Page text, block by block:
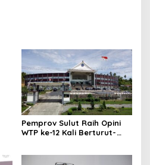
Pemprov Sulut Raih Opini
WTP ke-12 Kali Berturut-